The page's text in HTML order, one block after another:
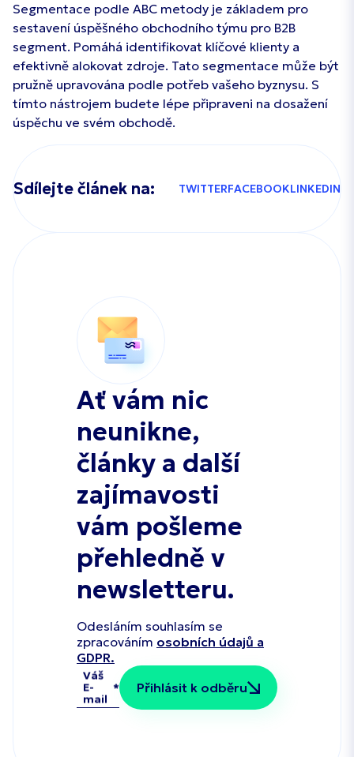
Segmentace podle ABC metody je základem pro
sestavení úspěšného obchodního týmu pro B2B
segment. Pomáhá identifikovat klíčové klienty a
efektivně alokovat zdroje. Tato segmentace může být
pružně upravována podle potřeb vašeho byznysu. S
tímto nástrojem budete lépe připraveni na dosažení
úspěchu ve svém obchodě.
Sdílejte článek na: TWITTERFACEBOOKLINKEDIN
Ať vám nic
neunikne,
články a další
zajímavosti
vám pošleme
přehledně v
newsletteru.
Odesláním souhlasím se
zpracováním osobních údajů a
GDPR.
Váš
E-
mail
Přihlásit k odběru